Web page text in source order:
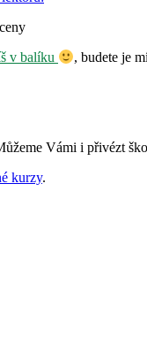
v balíku
, budete je
Vámi i přivézt
kurzy.